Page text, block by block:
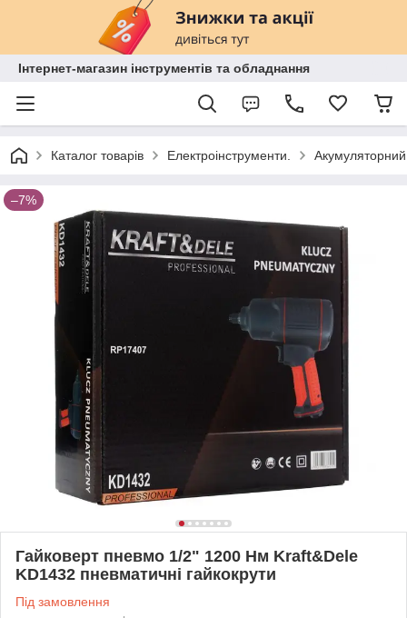
Інтернет-магазин інструментів та обладнання
Каталог товарів Електроінструменти. Акумуляторний
–7%
Гайковерт пневмо 1/2" 1200 Нм Kraft&Dele
KD1432 пневматичні гайкокрути
Під замовлення